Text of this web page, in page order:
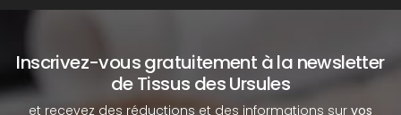
Inscrivez-vous gratuitement à la newsletter
de Tissus des Ursules
et recevez des réductions et des informations sur vos